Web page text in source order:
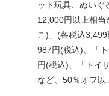
ット玩具、ぬいぐ
12,000円以上相当
こ)」(各税込
987円(税込)、「
円(税込)、「トイ
など、50％オフ以